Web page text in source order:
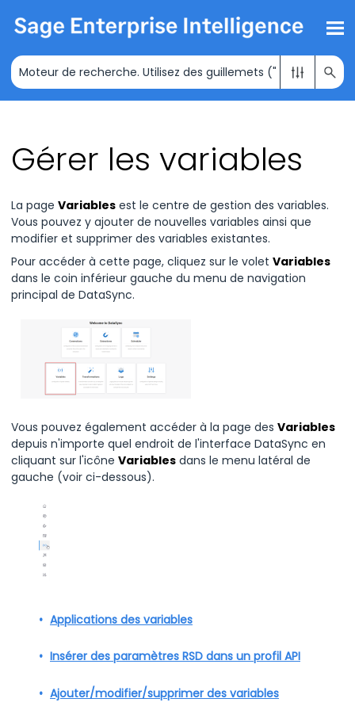
Passer au contenu principal
Gérer les variables
La page Variables est le centre de gestion des variables.
Vous pouvez y ajouter de nouvelles variables ainsi que
modifier et supprimer des variables existantes.
Pour accéder à cette page, cliquez sur le volet Variables
dans le coin inférieur gauche du menu de navigation
principal de DataSync.
Vous pouvez également accéder à la page des Variables
depuis n'importe quel endroit de l'interface DataSync en
cliquant sur l'icône Variables dans le menu latéral de
gauche (voir ci-dessous).
Applications des variables
Insérer des paramètres RSD dans un profil API
Ajouter/modifier/supprimer des variables